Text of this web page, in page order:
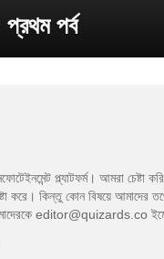
পর্ব
প্ল্যাটফর্ম। আমরা চেষ্টা করি
করে। কিন্তু কোন বিষয়ে আমাদের
editor@quizards.co